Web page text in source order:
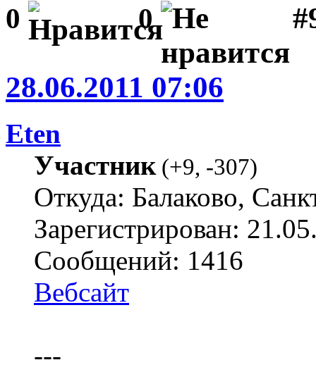
0 0
28.06.2011 07:06
Eten
Участник(+9, -307)
Откуда: Балаково,
Зарегистрирован:
Сообщений: 1416
Вебсайт
---